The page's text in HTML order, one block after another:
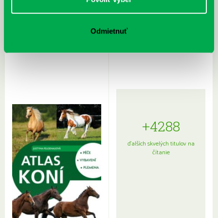
Odmietnuť
Rudź, Przemyslaw: Atlas hviezd:
Hardy, Paula: Japonsko na tanieri:
+4288
ďalších skvelých titulov na
čítanie